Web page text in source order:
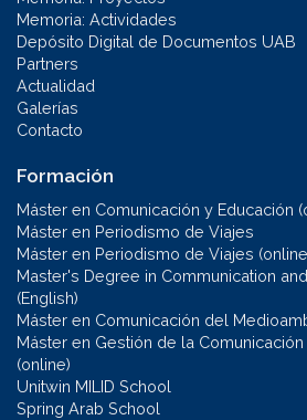
Memoria: Actividades
Depósito Digital de Documentos UAB
Partners
Actualidad
Galerías
Contacto
Formación
Máster en Comunicación y Educación
Máster en Periodismo de Viajes
Máster en Periodismo de Viajes
Master's Degree in Communication
(English)
Máster en Comunicación del
Máster en Gestión de la
(online)
Unitwin MILID School
Spring Arab School